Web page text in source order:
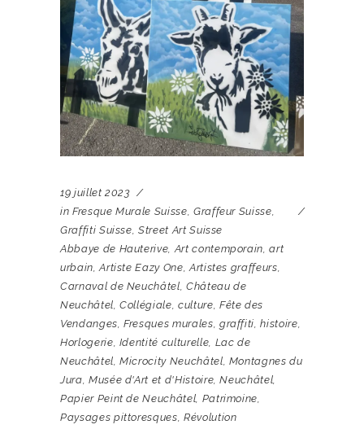
19 juillet 2023
in Fresque Murale Suisse, Graffeur Suisse,
Graffiti Suisse,Street Art Suisse
Abbaye de Hauterive,Art contemporain,art
urbain,Artiste Eazy One,Artistes graffeurs,
Carnaval de Neuchâtel, Château de
Neuchâtel,Collégiale, culture, Fête des
Vendanges,Fresques murales, graffiti,histoire,
Horlogerie, Identité culturelle, Lac de
Neuchâtel,Microcity Neuchâtel, Montagnes du
Jura, Musée d'Art et d'Histoire,Neuchâtel,
Papier Peint de Neuchâtel, Patrimoine,
Paysages pittoresques, Révolution